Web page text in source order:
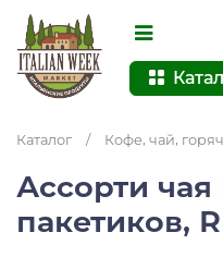
Каталог / Кофе, чай,
Ассорти
пакетиков,